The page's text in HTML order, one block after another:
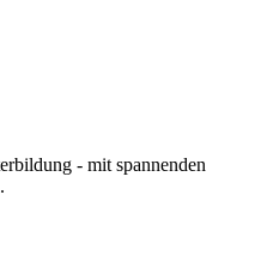
- mit spannenden